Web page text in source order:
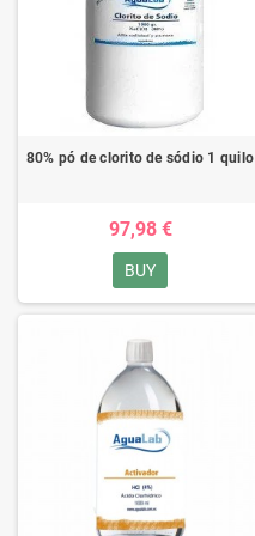
80% pó de clorito de sódio 1 quilo
97,98 €
BUY